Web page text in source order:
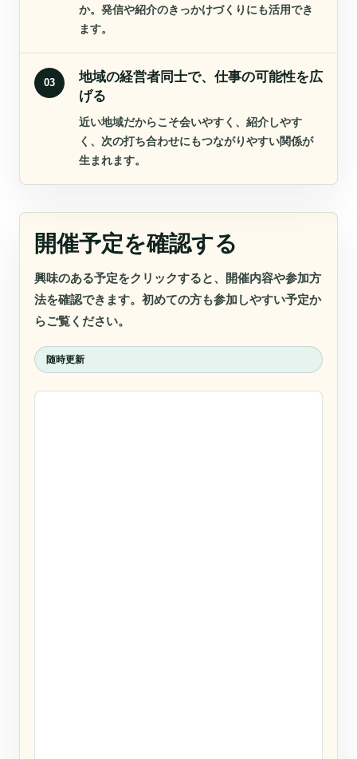
か。発信や紹介のきっかけづくりにも活用でき
ます。
03
地域の経営者同士で、仕事の可能性を広
げる
近い地域だからこそ会いやすく、紹介しやす
く、次の打ち合わせにもつながりやすい関係が
生まれます。
開催予定を確認する
興味のある予定をクリックすると、開催内容や参加方
法を確認できます。初めての方も参加しやすい予定か
らご覧ください。
随時更新